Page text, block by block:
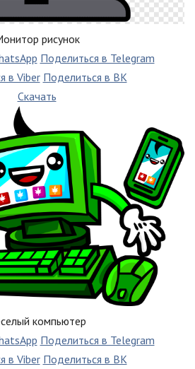
рисунок
Поделиться в Telegram
в Viber Поделиться в ВК
Скачать
компьютер
Поделиться в Telegram
в Viber Поделиться в ВК